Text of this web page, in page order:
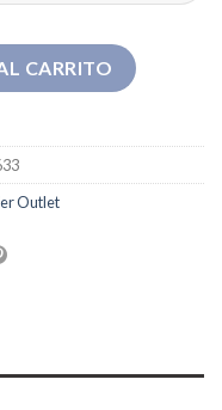
CARRITO
Outlet